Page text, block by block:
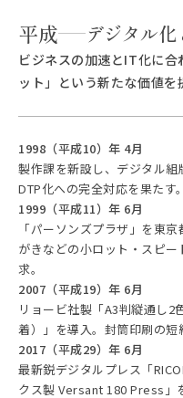
平成 デジタル
ビジネスの加速とIT化に
ット」という新たな価値を
1998（平成10）年 4月
製作課を新設し、デジタル組
DTP化への完全対応を果たす。
1999（平成11）年 6月
「パーソンズプラザ」を東
がきなどの小ロット・スピ
求。
2007（平成19）年 6月
リョービ社製「A3判縦通し2
着）」を導入。封筒印刷の短
2017（平成29）年 6月
最新鋭デジタルプレス「
クス製 Versant 180 Press」